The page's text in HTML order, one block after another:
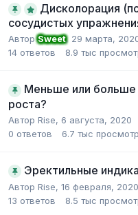
Дисколорация
сосудистых
АвторSweet, 29 марта,
14 ответов 8.9 тыс
Меньше или больше
роста?
Автор Rise, 6 августа, 2020
0 ответов 6.7 тыс
Эректильные
Автор Rise, 16 февраля, 2020
13 ответов 8.5 тыс